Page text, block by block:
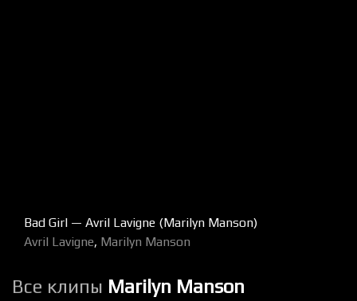
Bad Girl — Avril Lavigne (Marilyn Manson)
Avril Lavigne, Marilyn Manson
Все клипы Marilyn Manson